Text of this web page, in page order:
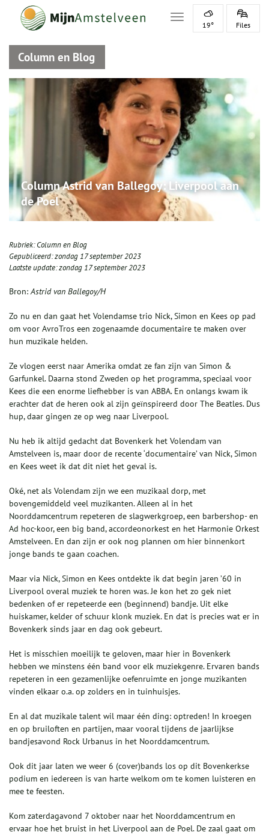
Toggle navigation
19° Files
Column en Blog
Column Astrid van Ballegoy: Liverpool aan
de Poel
Rubriek:Column en Blog
Gepubliceerd:zondag 17 september 2023
Laatste update:zondag 17 september 2023
Bron:Astrid van Ballegoy/H
Zo nu en dan gaat het Volendamse trio Nick, Simon en Kees op pad
om voor AvroTros een zogenaamde documentaire te maken over
hun muzikale helden.
Ze vlogen eerst naar Amerika omdat ze fan zijn van Simon &
Garfunkel. Daarna stond Zweden op het programma, speciaal voor
Kees die een enorme liefhebber is van ABBA. En onlangs kwam ik
erachter dat de heren ook al zijn geïnspireerd door The Beatles. Dus
hup, daar gingen ze op weg naar Liverpool.
Nu heb ik altijd gedacht dat Bovenkerk het Volendam van
Amstelveen is, maar door de recente ‘documentaire’ van Nick, Simon
en Kees weet ik dat dit niet het geval is.
Oké, net als Volendam zijn we een muzikaal dorp, met
bovengemiddeld veel muzikanten. Alleen al in het
Noorddamcentrum repeteren de slagwerkgroep, een barbershop- en
Ad hoc-koor, een big band, accordeonorkest en het Harmonie Orkest
Amstelveen. En dan zijn er ook nog plannen om hier binnenkort
jonge bands te gaan coachen.
Maar via Nick, Simon en Kees ontdekte ik dat begin jaren ’60 in
Liverpool overal muziek te horen was. Je kon het zo gek niet
bedenken of er repeteerde een (beginnend) bandje. Uit elke
huiskamer, kelder of schuur klonk muziek. En dat is precies wat er in
Bovenkerk sinds jaar en dag ook gebeurt.
Het is misschien moeilijk te geloven, maar hier in Bovenkerk
hebben we minstens één band voor elk muziekgenre. Ervaren bands
repeteren in een gezamenlijke oefenruimte en jonge muzikanten
vinden elkaar o.a. op zolders en in tuinhuisjes.
En al dat muzikale talent wil maar één ding: optreden! In kroegen
en op bruiloften en partijen, maar vooral tijdens de jaarlijkse
bandjesavond Rock Urbanus in het Noorddamcentrum.
Ook dit jaar laten we weer 6 (cover)bands los op dit Bovenkerkse
podium en iedereen is van harte welkom om te komen luisteren en
mee te feesten.
Kom zaterdagavond 7 oktober naar het Noorddamcentrum en
ervaar hoe het bruist in het Liverpool aan de Poel. De zaal gaat om